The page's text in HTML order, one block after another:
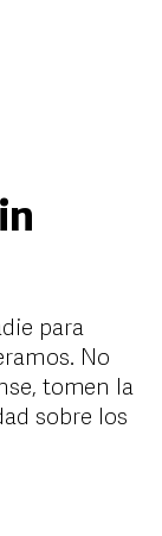
para
No
tomen la
sobre los